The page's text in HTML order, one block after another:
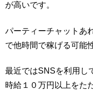
が高いです。
パーティーチャットあ
で他時間で稼げる可能
最近ではSNSを利用し
時給１０万円以上をた